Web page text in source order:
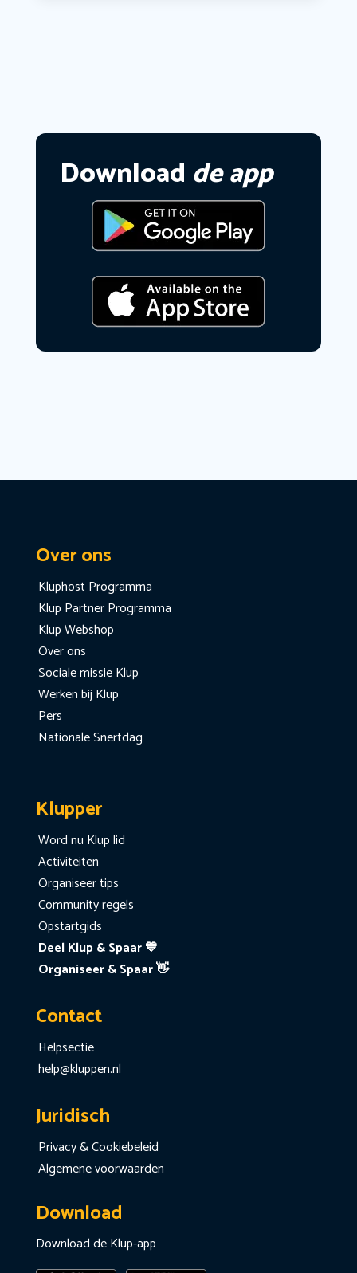
Download de app
Over ons
Kluphost Programma
Klup Partner Programma
Klup Webshop
Over ons
Sociale missie Klup
Werken bij Klup
Pers
Nationale Snertdag
Klupper
Word nu Klup lid
Activiteiten
Organiseer tips
Community regels
Opstartgids
Deel Klup & Spaar 💙
Organiseer & Spaar 👋
Contact
Helpsectie
help@kluppen.nl
Juridisch
Privacy & Cookiebeleid
Algemene voorwaarden
Download
Download de Klup-app